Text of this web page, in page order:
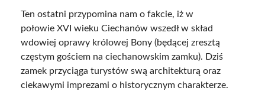
Ten ostatni przypomina nam o fakcie, iż w
połowie XVI wieku Ciechanów wszedł w skład
wdowiej oprawy królowej Bony (będącej zresztą
częstym gościem na ciechanowskim zamku). Dziś
zamek przyciąga turystów swą architekturą oraz
ciekawymi imprezami o historycznym charakterze.